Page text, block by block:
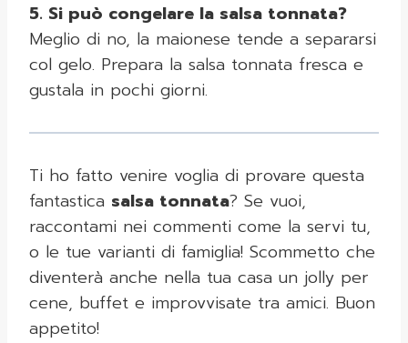
5. Si può congelare la salsa tonnata?
Meglio di no, la maionese tende a separarsi
col gelo. Prepara la salsa tonnata fresca e
gustala in pochi giorni.
Ti ho fatto venire voglia di provare questa
fantastica salsa tonnata? Se vuoi,
raccontami nei commenti come la servi tu,
o le tue varianti di famiglia! Scommetto che
diventerà anche nella tua casa un jolly per
cene, buffet e improvvisate tra amici. Buon
appetito!